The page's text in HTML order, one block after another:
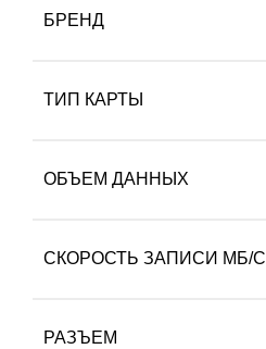
БРЕНД
ТИП КАРТЫ
ОБЪЕМ ДАННЫХ
СКОРОСТЬ ЗАПИСИ МБ/С
РАЗЪЕМ